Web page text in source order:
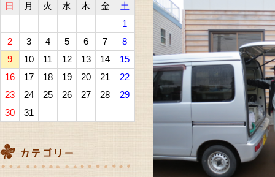
日
月 火 水 木 金
土
1
2
3 4 5 6 7
8
9
10 11 12 13 14
15
16
17 18 19 20 21
22
23
24 25 26 27 28
29
30
31